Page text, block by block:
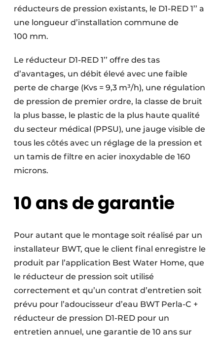
réducteurs de pression existants, le D1-RED 1’’ a
une longueur d’installation commune de
100 mm.
Le réducteur D1-RED 1’’ offre des tas
d’avantages, un débit élevé avec une faible
perte de charge (Kvs = 9,3 m³/h), une régulation
de pression de premier ordre, la classe de bruit
la plus basse, le plastic de la plus haute qualité
du secteur médical (PPSU), une jauge visible de
tous les côtés avec un réglage de la pression et
un tamis de filtre en acier inoxydable de 160
microns.
10 ans de garantie
Pour autant que le montage soit réalisé par un
installateur BWT, que le client final enregistre le
produit par l’application Best Water Home, que
le réducteur de pression soit utilisé
correctement et qu’un contrat d’entretien soit
prévu pour l’adoucisseur d’eau BWT Perla-C +
réducteur de pression D1-RED pour un
entretien annuel, une garantie de 10 ans sur